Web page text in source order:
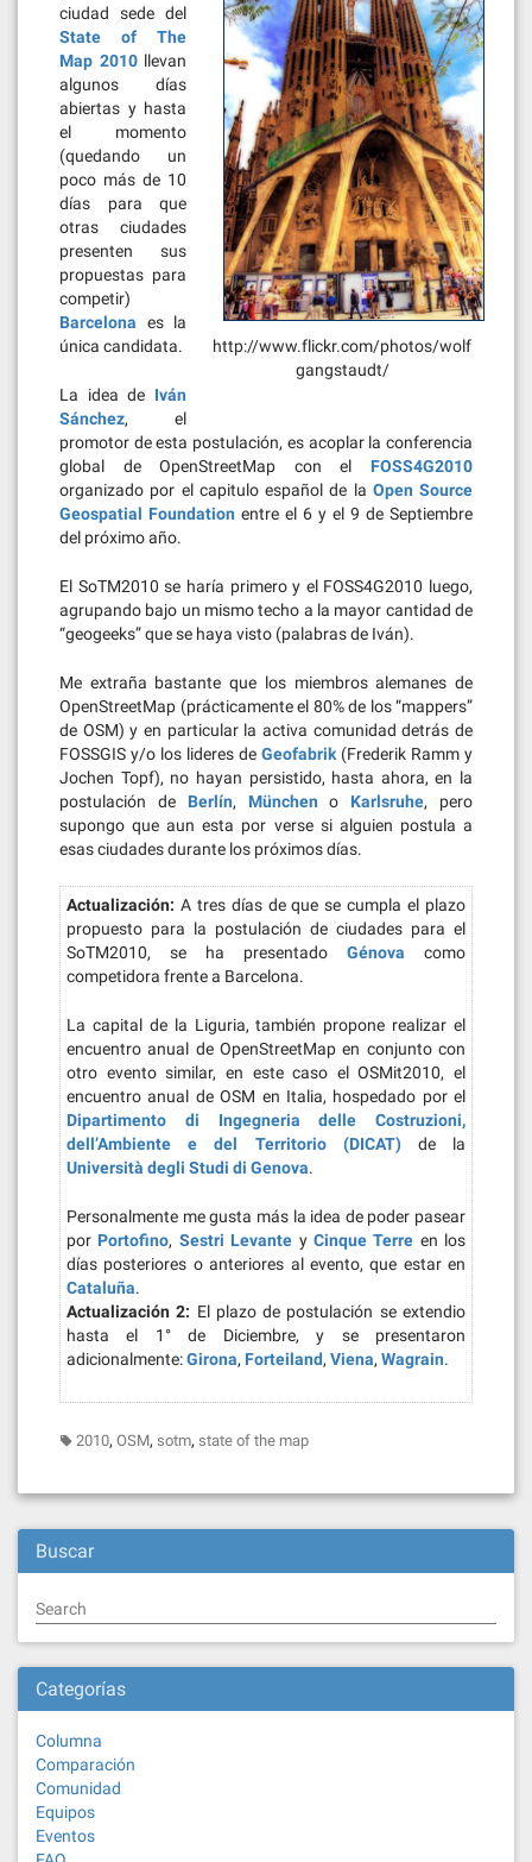
http://www.flickr.com/photos/wolf
gangstaudt/
ciudad sede del
State of The
Map 2010llevan
algunos días
abiertas y hasta
el momento
(quedando un
poco más de 10
días para que
otras ciudades
presenten sus
propuestas para
competir)
Barcelona es la
única candidata.
La idea de Iván
Sánchez, el
promotor de esta postulación, es acoplar la conferencia
global de OpenStreetMap con el FOSS4G2010
organizado por el capitulo español de la Open Source
Geospatial Foundation entre el 6 y el 9 de Septiembre
del próximo año.
El SoTM2010 se haría primero y el FOSS4G2010 luego,
agrupando bajo un mismo techo a la mayor cantidad de
“geogeeks” que se haya visto (palabras de Iván).
Me extraña bastante que los miembros alemanes de
OpenStreetMap (prácticamente el 80% de los “mappers”
de OSM) y en particular la activa comunidad detrás de
FOSSGIS y/o los lideres de Geofabrik (Frederik Ramm y
Jochen Topf), no hayan persistido, hasta ahora, en la
postulación de Berlín, München o Karlsruhe, pero
supongo que aun esta por verse si alguien postula a
esas ciudades durante los próximos días.
Actualización: A tres días de que se cumpla el plazo
propuesto para la postulación de ciudades para el
SoTM2010, se ha presentado Génova como
competidora frente a Barcelona.
La capital de la Liguria, también propone realizar el
encuentro anual de OpenStreetMap en conjunto con
otro evento similar, en este caso el OSMit2010, el
encuentro anual de OSM en Italia, hospedado por el
Dipartimento di Ingegneria delle Costruzioni,
dell’Ambiente e del Territorio (DICAT)de la
Università degli Studi di Genova.
Personalmente me gusta más la idea de poder pasear
por Portofino, Sestri Levante y Cinque Terre en los
días posteriores o anteriores al evento, que estar en
Cataluña.
Actualización 2: El plazo de postulación se extendio
hasta el 1° de Diciembre, y se presentaron
adicionalmente:Girona, Forteiland, Viena, Wagrain.
2010, OSM, sotm, state of the map
Buscar
Search
Categorías
Columna
Comparación
Comunidad
Equipos
Eventos